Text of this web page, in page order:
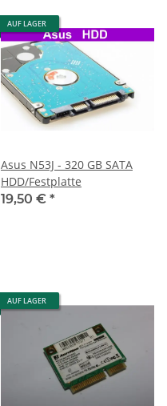
AUF LAGER
Asus N53J - 320 GB SATA
HDD/Festplatte
19,50 € *
AUF LAGER